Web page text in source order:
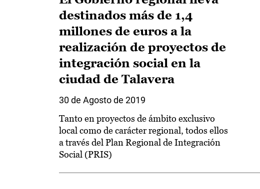
destinados más de 1,4
millones de euros a la
realización de proyectos de
integración social en la
ciudad de Talavera
30 de Agosto de 2019
Tanto en proyectos de ámbito exclusivo
local como de carácter regional, todos ellos
a través del Plan Regional de Integración
Social (PRIS)